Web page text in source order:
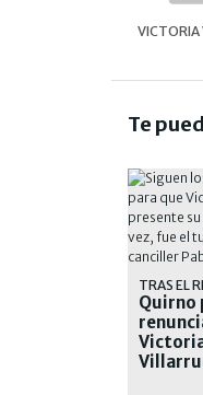
VICTORIA
Te
Quirno